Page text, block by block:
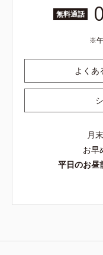
無料通話
よくあ
月
お早
平日のお昼